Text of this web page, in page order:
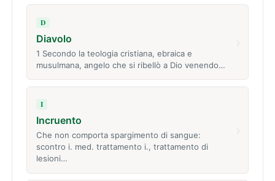
D
Diavolo
1 Secondo la teologia cristiana, ebraica e
musulmana, angelo che si ribellò a Dio venendo…
I
Incruento
Che non comporta spargimento di sangue:
scontro i. med. trattamento i., trattamento di
lesioni…